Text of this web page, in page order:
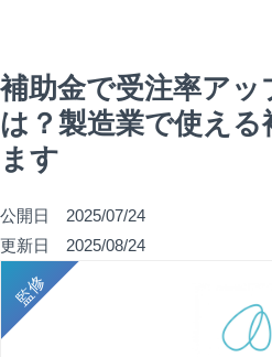
補助金で受注率アッ
は？製造業で使える
ます
公開日 2025/07/24
更新日 2025/08/24